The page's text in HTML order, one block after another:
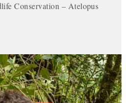
Conservation – Atelopus